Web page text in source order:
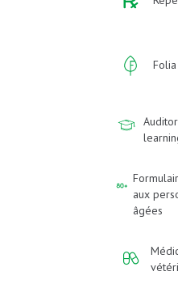
Folia
aux
âgées